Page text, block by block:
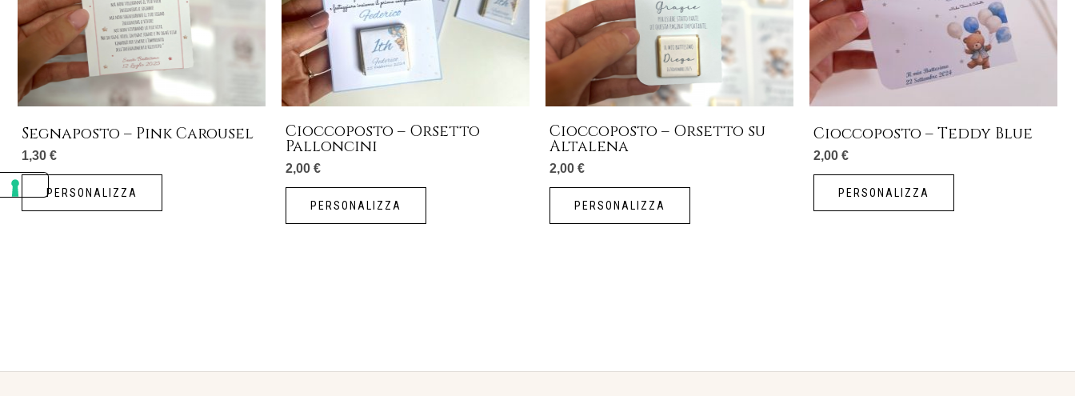
Segnaposto – Pink Carousel
1,30 €
PERSONALIZZA
Cioccoposto – Orsetto
Palloncini
2,00 €
PERSONALIZZA
Cioccoposto – Orsetto su
Altalena
2,00 €
PERSONALIZZA
Cioccoposto – Teddy Blue
2,00 €
PERSONALIZZA